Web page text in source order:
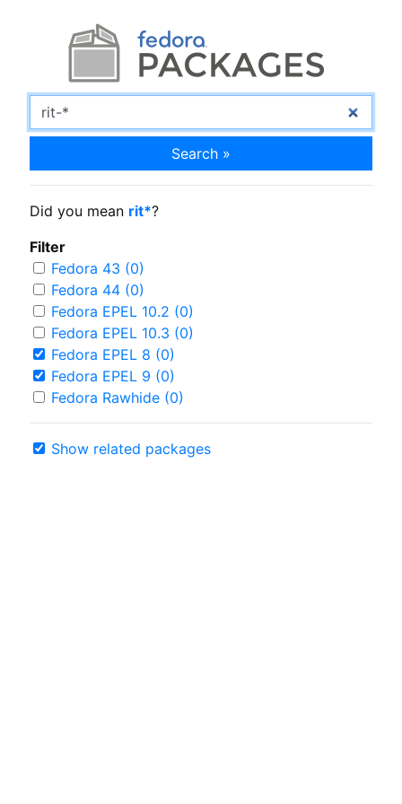
Search »
Did you mean rit*?
Filter
Fedora 43 (0)
Fedora 44 (0)
Fedora EPEL 10.2 (0)
Fedora EPEL 10.3 (0)
Fedora EPEL 8 (0)
Fedora EPEL 9 (0)
Fedora Rawhide (0)
Show related packages